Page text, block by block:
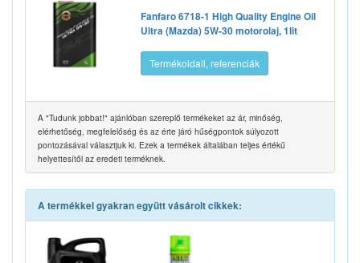
Fanfaro 6718-1 High Quality Engine Oil
Ultra (Mazda) 5W-30 motorolaj, 1lit
Termékoldall, referenciák
A "Tudunk jobbat!" ajánlóban szereplő termékeket az ár, minőség,
elérhetőség, megfelelőség és az érte járó hűségpontok súlyozott
pontozásával választjuk ki. Ezek a termékek általában teljes értékű
helyettesítői az eredeti terméknek.
A termékkel gyakran együtt vásárolt cikkek: